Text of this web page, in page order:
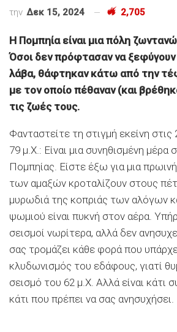
την Δεκ 15, 2024 2,705
Η Πομπηία είναι μια πόλη
Όσοι δεν πρόφτασαν να ξεφύγουν
λάβα, θάφτηκαν κάτω από την
με τον οποίο πέθαναν (και
τις ζωές τους.
Φανταστείτε τη στιγμή εκείνη
79 μ.Χ.: Είναι μια συνηθισμένη μέρα
Πομπηίας. Είστε έξω για μια
των αμαξών κροταλίζουν στους
μυρωδιά της κοπριάς των αλόγων
ψωμιού είναι πυκνή στον αέρα.
σεισμοί νωρίτερα, αλλά δεν
σας τρομάζει κάθε φορά που
κλυδωνισμός του εδάφους, γιατί
σεισμό του 62 μ.Χ. Αλλά είναι κάτι
κάτι που πρέπει να σας ανησυχήσει.